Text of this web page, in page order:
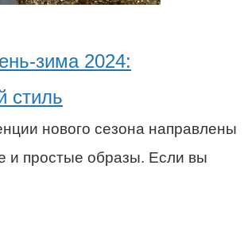
зима 2024:
стиль
нового сезона направлены
и простые образы. Если вы